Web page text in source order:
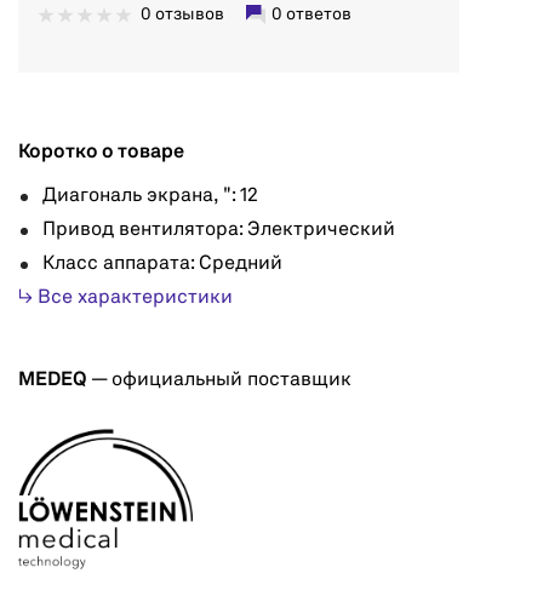
0 отзывов 0 ответов
Коротко о товаре
Диагональ экрана, ": 12
Привод вентилятора: Электрический
Класс аппарата: Средний
↳ Все характеристики
MEDEQ — официальный поставщик